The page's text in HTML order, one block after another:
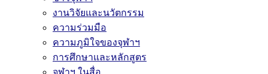
งานวิจัยและนวัตกรรม
ความร่วมมือ
ความภูมิใจของจุฬาฯ
การศึกษาและหลักสูตร
จุฬาฯ ในสื่อ